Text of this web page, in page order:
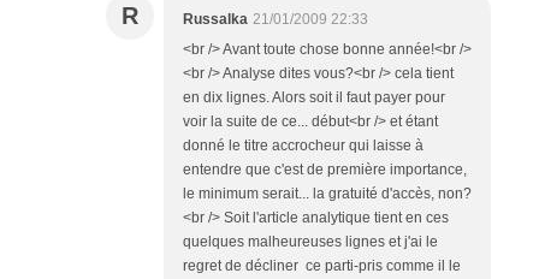
R Russalka 21/01/2009 22:33
<br /> Avant toute chose bonne année!<br />
<br /> Analyse dites vous?<br /> cela tient
en dix lignes. Alors soit il faut payer pour
voir la suite de ce... début<br /> et étant
donné le titre accrocheur qui laisse à
entendre que c'est de première importance,
le minimum serait... la gratuité d'accès, non?
<br /> Soit l'article analytique tient en ces
quelques malheureuses lignes et j'ai le
regret de décliner ce parti-pris comme il le